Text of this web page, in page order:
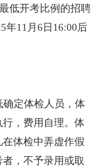
低开考比例的招聘
年11月6日16:00后
定体检人员，体
，费用自理。体
体检中弄虚作假
，不予录用或取